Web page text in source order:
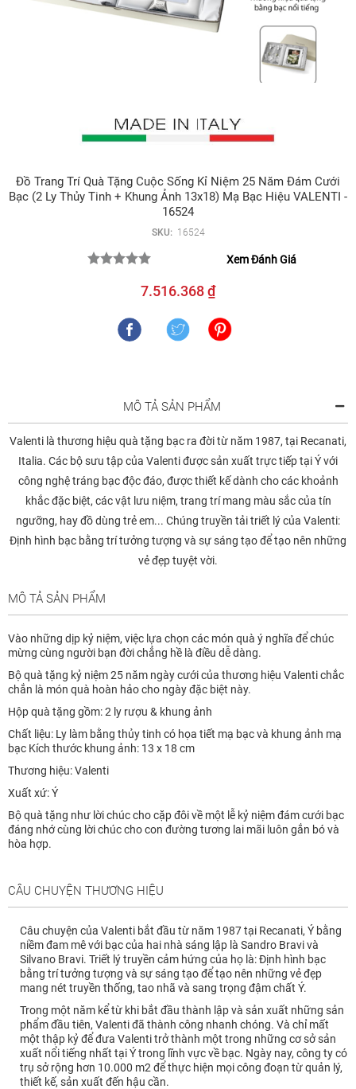
Đồ Trang Trí Quà Tặng Cuộc Sống Kỉ Niệm 25 Năm Đám Cưới
Bạc (2 Ly Thủy Tinh + Khung Ảnh 13x18) Mạ Bạc Hiệu VALENTI -
16524
SKU: 16524
Xem Đánh Giá
7.516.368 ₫
MÔ TẢ SẢN PHẨM
Valenti là thương hiệu quà tặng bạc ra đời từ năm 1987, tại Recanati,
Italia. Các bộ sưu tập của Valenti được sản xuất trực tiếp tại Ý với
công nghệ tráng bạc độc đáo, được thiết kế dành cho các khoảnh
khắc đặc biệt, các vật lưu niệm, trang trí mang màu sắc của tín
ngưỡng, hay đồ dùng trẻ em... Chúng truyền tải triết lý của Valenti:
Định hình bạc bằng trí tưởng tượng và sự sáng tạo để tạo nên những
vẻ đẹp tuyệt vời.
MÔ TẢ SẢN PHẨM
Vào những dịp kỷ niệm, việc lựa chọn các món quà ý nghĩa để chúc
mừng cùng người bạn đời chẳng hề là điều dễ dàng.
Bộ quà tặng kỷ niệm 25 năm ngày cưới của thương hiệu Valenti chắc
chắn là món quà hoàn hảo cho ngày đặc biệt này.
Hộp quà tặng gồm: 2 ly rượu & khung ảnh
Chất liệu: Ly làm bằng thủy tinh có họa tiết mạ bạc và khung ảnh mạ
bạc Kích thước khung ảnh: 13 x 18 cm
Thương hiệu: Valenti
Xuất xứ: Ý
Bộ quà tặng như lời chúc cho cặp đôi về một lễ kỷ niệm đám cưới bạc
đáng nhớ cùng lời chúc cho con đường tương lai mãi luôn gắn bó và
hòa hợp.
CÂU CHUYỆN THƯƠNG HIỆU
Câu chuyện của Valenti bắt đầu từ năm 1987 tại Recanati, Ý bằng
niềm đam mê với bạc của hai nhà sáng lập là Sandro Bravi và
Silvano Bravi. Triết lý truyền cảm hứng của họ là: Định hình bạc
bằng trí tưởng tượng và sự sáng tạo để tạo nên những vẻ đẹp
mang nét truyền thống, tao nhã và sang trọng đậm chất Ý.
Trong một năm kể từ khi bắt đầu thành lập và sản xuất những sản
phẩm đầu tiên, Valenti đã thành công nhanh chóng. Và chỉ mất
một thập kỷ để đưa Valenti trở thành một trong những cơ sở sản
xuất nổi tiếng nhất tại Ý trong lĩnh vực về bạc. Ngày nay, công ty có
trụ sở rộng hơn 10.000 m2 để thực hiện mọi công đoạn từ quản lý,
thiết kế, sản xuất đến hậu cần.